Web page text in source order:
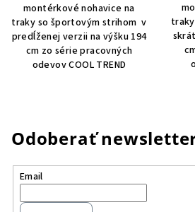
montérkové nohavice na
traky so športovým strihom v
predĺženej verzii na výšku 194
cm zo série pracovných
odevov COOL TREND
Odoberať
Email